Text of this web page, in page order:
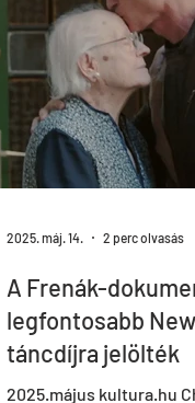
A Frenák-
legfontosabb
táncdíjra jelölték
2025.május kultura.hu
2025. máj. 14. 2 perc olvasás